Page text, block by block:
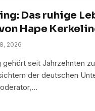
Das ruhige
Hape
2026
gehört seit Jahrzehnten
der deutschen